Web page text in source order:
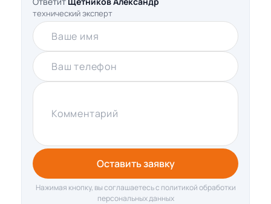
технический эксперт
Ваше имя
Ваш телефон
Комментарий
Оставить заявку
Нажимая кнопку, вы соглашаетесь с политикой обработки
персональных данных